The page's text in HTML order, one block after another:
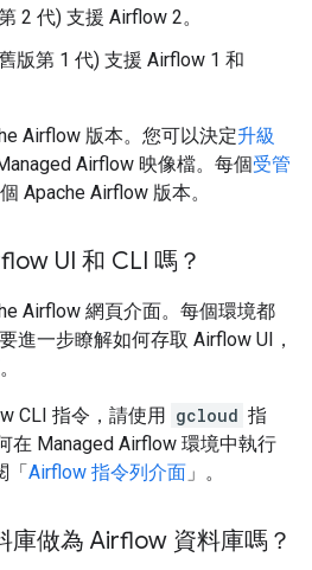
2 代) 支援 Airflow 2。
版第 1 代) 支援 Airflow 1 和
Airflow 版本。您可以決定升級
Airflow 映像檔。每個受管
Apache Airflow 版本。
UI 和 CLI 嗎？
Airflow 網頁介面。每個環境都
進一步瞭解如何存取 Airflow UI，
。
CLI 指令，請使用 gcloud 指
在 Managed Airflow 環境中執行
Airflow 指令列介面 」。
庫做為 Airflow 資料庫嗎？